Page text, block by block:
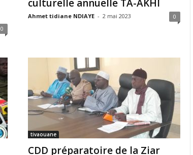
0
culturelle annuelle TA-AKHI
Ahmet tidiane NDIAYE - 2 mai 2023 0
tivaouane
CDD préparatoire de la Ziar